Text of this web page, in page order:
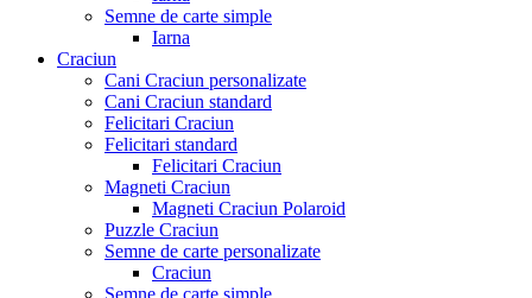
Semne de carte simple
Iarna
Craciun
Cani Craciun personalizate
Cani Craciun standard
Felicitari Craciun
Felicitari standard
Felicitari Craciun
Magneti Craciun
Magneti Craciun Polaroid
Puzzle Craciun
Semne de carte personalizate
Craciun
Semne de carte simple